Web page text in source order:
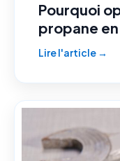
Pourquoi
propane
Lire l'article →